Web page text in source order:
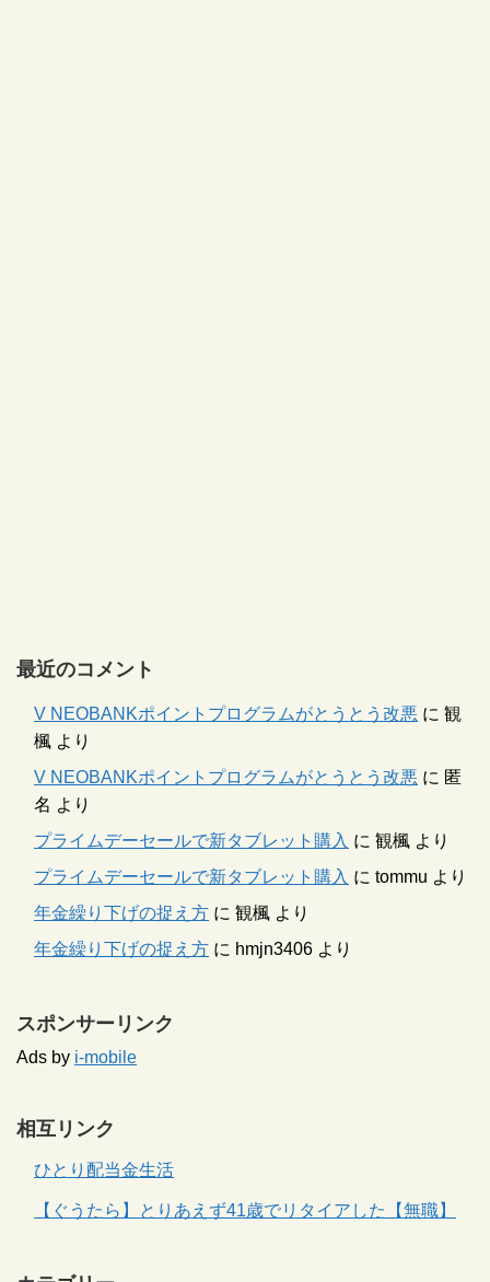
最近のコメント
V NEOBANKポイントプログラムがとうとう改悪 に 観
楓 より
V NEOBANKポイントプログラムがとうとう改悪 に 匿
名 より
プライムデーセールで新タブレット購入 に 観楓 より
プライムデーセールで新タブレット購入 に tommu より
年金繰り下げの捉え方 に 観楓 より
年金繰り下げの捉え方 に hmjn3406 より
スポンサーリンク
Ads by i-mobile
相互リンク
ひとり配当金生活
【ぐうたら】とりあえず41歳でリタイアした【無職】